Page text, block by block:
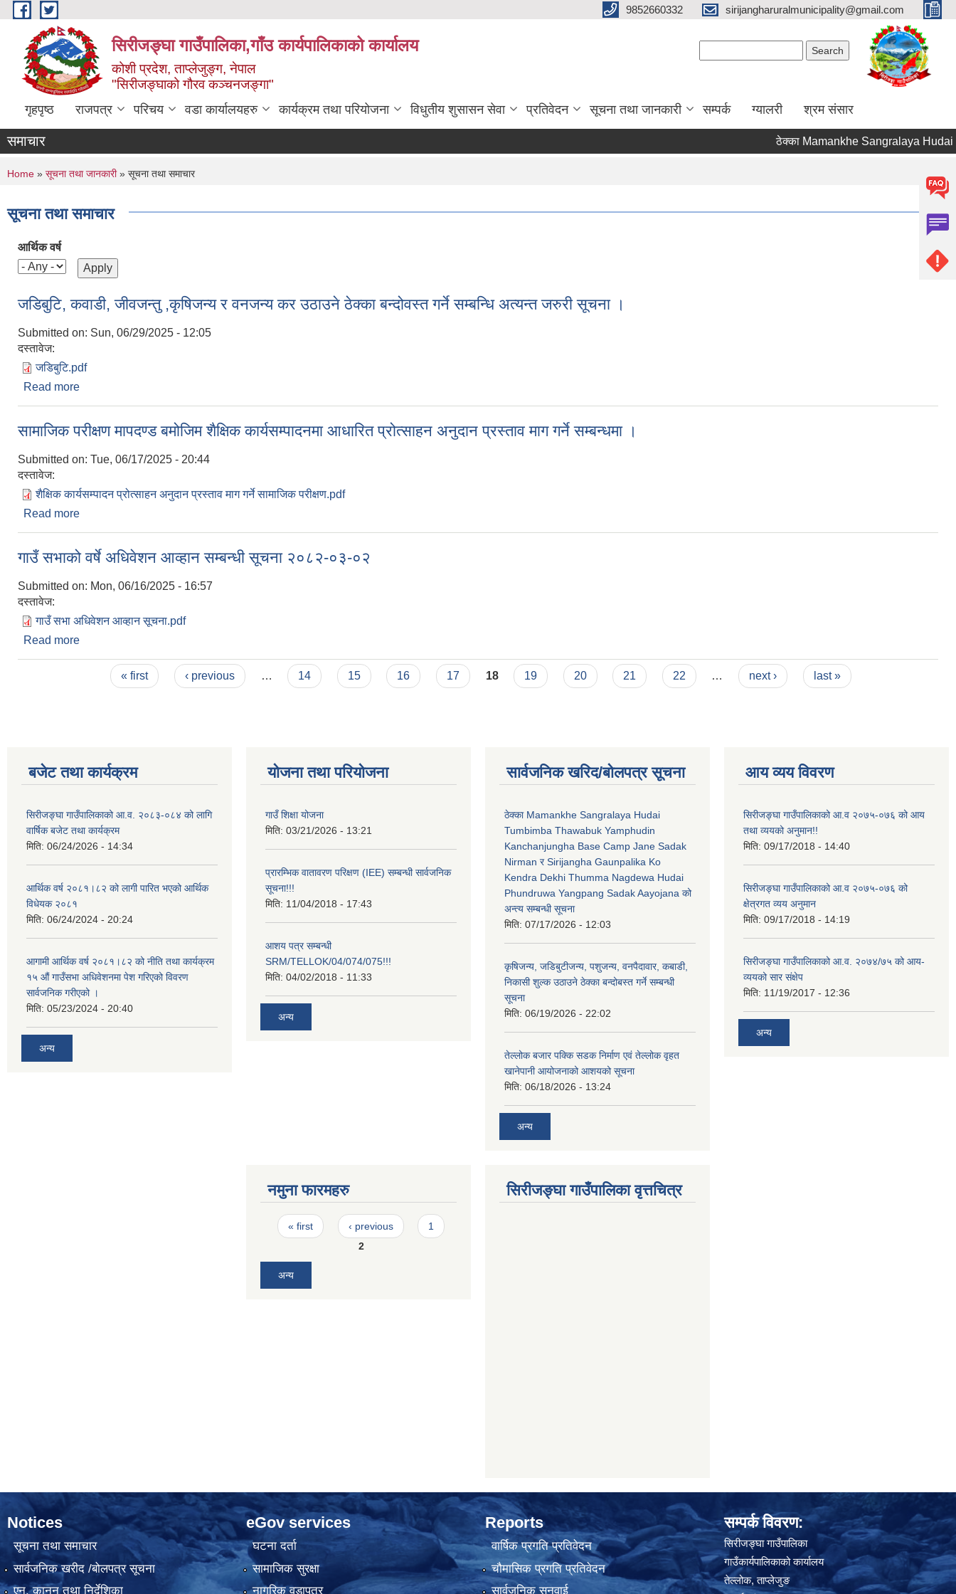
Skip to main content 9852660332 sirijangharuralmunicipality@gmail.com
सिरीजङ्घा गाउँपालिका,गाँउ कार्यपालिकाको कार्यालय
कोशी प्रदेश, ताप्लेजुङ्ग, नेपाल
"सिरीजङ्घाको गौरव कञ्चनजङ्गा"
गृहपृष्ठ राजपत्र परिचय वडा कार्यालयहरु कार्यक्रम तथा परियोजना विधुतीय शुसासन सेवा प्रतिवेदन सूचना तथा जानकारी सम्पर्क ग्यालरी श्रम संसार
समाचार ठेक्का Mamankhe Sangralaya Hudai
You are here
Home » सूचना तथा जानकारी» सूचना तथा समाचार
सूचना तथा समाचार
आर्थिक वर्ष
जडिबुटि, कवाडी, जीवजन्तु ,कृषिजन्य र वनजन्य कर उठाउने ठेक्का बन्दोवस्त गर्ने सम्बन्धि अत्यन्त जरुरी सूचना ।
Submitted on: Sun, 06/29/2025 - 12:05
दस्तावेज:
जडिबुटि.pdf
Read more
सामाजिक परीक्षण मापदण्ड बमोजिम शैक्षिक कार्यसम्पादनमा आधारित प्रोत्साहन अनुदान प्रस्ताव माग गर्ने सम्बन्धमा ।
Submitted on: Tue, 06/17/2025 - 20:44
दस्तावेज:
शैक्षिक कार्यसम्पादन प्रोत्साहन अनुदान प्रस्ताव माग गर्ने सामाजिक परीक्षण.pdf
Read more
गाउँ सभाको वर्षे अधिवेशन आव्हान सम्बन्धी सूचना २०८२-०३-०२
Submitted on: Mon, 06/16/2025 - 16:57
दस्तावेज:
गाउँ सभा अधिवेशन आव्हान सूचना.pdf
Read more
« first ‹ previous … 14 15 16 17 18 19 20 21 22 … next › last »
बजेट तथा कार्यक्रम
सिरीजङ्घा गाउँपालिकाको आ.व. २०८३-०८४ को लागि
वार्षिक बजेट तथा कार्यक्रम
मिति: 06/24/2026 - 14:34
आर्थिक वर्ष २०८१।८२ को लागी पारित भएको आर्थिक
विधेयक २०८१
मिति: 06/24/2024 - 20:24
आगामी आर्थिक वर्ष २०८१।८२ को नीति तथा कार्यक्रम
१५ औं गाउँसभा अधिवेशनमा पेश गरिएको विवरण
सार्वजनिक गरीएको ।
मिति: 05/23/2024 - 20:40
अन्य
योजना तथा परियोजना
गाउँ शिक्षा योजना
मिति: 03/21/2026 - 13:21
प्रारम्भिक वातावरण परिक्षण (IEE) सम्बन्धी सार्वजनिक
सूचना!!!
मिति: 11/04/2018 - 17:43
आशय पत्र सम्बन्धी
SRM/TELLOK/04/074/075!!!
मिति: 04/02/2018 - 11:33
अन्य
सार्वजनिक खरिद/बोलपत्र सूचना
ठेक्का Mamankhe Sangralaya Hudai
Tumbimba Thawabuk Yamphudin
Kanchanjungha Base Camp Jane Sadak
Nirman र Sirijangha Gaunpalika Ko
Kendra Dekhi Thumma Nagdewa Hudai
Phundruwa Yangpang Sadak Aayojana को
अन्त्य सम्बन्धी सूचना
मिति: 07/17/2026 - 12:03
कृषिजन्य, जडिबुटीजन्य, पशुजन्य, वनपैदावार, कबाडी,
निकासी शुल्क उठाउने ठेक्का बन्दोबस्त गर्ने सम्बन्धी
सूचना
मिति: 06/19/2026 - 22:02
तेल्लोक बजार पक्कि सडक निर्माण एवं तेल्लोक वृहत
खानेपानी आयोजनाको आशयको सूचना
मिति: 06/18/2026 - 13:24
अन्य
आय व्यय विवरण
सिरीजङ्घा गाउँपालिकाको आ.व २०७५-०७६ को आय
तथा व्ययको अनुमान!!
मिति: 09/17/2018 - 14:40
सिरीजङ्घा गाउँपालिकाको आ.व २०७५-०७६ को
क्षेत्रगत व्यय अनुमान
मिति: 09/17/2018 - 14:19
सिरीजङ्घा गाउँपालिकाको आ.व. २०७४/७५ को आय-
व्ययको सार संक्षेप
मिति: 11/19/2017 - 12:36
अन्य
नमुना फारमहरु
Pages
« first ‹ previous
1
2
अन्य
सिरीजङ्घा गाउँपालिका वृत्तचित्र
अनलाइन घटना दर्ता गर्न यहाँ
Notices
सूचना तथा समाचार
सार्वजनिक खरीद /बोलपत्र सूचना
एन, कानुन तथा निर्देशिका
eGov services
घटना दर्ता
सामाजिक सुरक्षा
नागरिक वडापत्र
Reports
वार्षिक प्रगति प्रतिवेदन
चौमासिक प्रगति प्रतिवेदन
सार्वजनिक सुनुवाई
सम्पर्क विवरण:
सिरीजङ्घा गाउँपालिका
गाउँकार्यपालिकाको कार्यालय
तेल्लोक, ताप्लेजुङ